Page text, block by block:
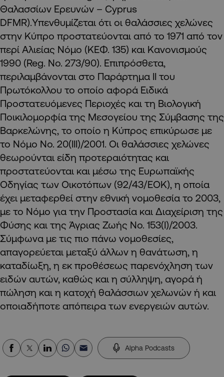
Θαλασσίων Ερευνών – Cyprus
DFMR).Υπενθυμίζεται ότι οι θαλάσσιες χελώνες
στην Κύπρο προστατεύονται από το 1971 από τον
περί Αλιείας Νόμο (ΚΕΦ. 135) και Κανονισμούς
1990 (Reg. No. 273/90). Επιπρόσθετα,
περιλαμβάνονται στο Παράρτημα II του
Πρωτόκολλου το οποίο αφορά Ειδικά
Προστατευόμενες Περιοχές και τη Βιολογική
Ποικιλομορφία της Μεσογείου της Σύμβασης της
Βαρκελώνης, το οποίο η Κύπρος επικύρωσε με
το Νόμο No. 20(III)/2001. Οι θαλάσσιες χελώνες
θεωρούνται είδη προτεραιότητας και
προστατεύονται και μέσω της Ευρωπαϊκής
Οδηγίας των Οικοτόπων (92/43/ΕΟΚ), η οποία
έχει μεταφερθεί στην εθνική νομοθεσία το 2003,
με το Νόμο για την Προστασία και Διαχείριση της
Φύσης και της Άγριας Ζωής No. 153(I)/2003.
Σύμφωνα με τις πιο πάνω νομοθεσίες,
απαγορεύεται μεταξύ άλλων η θανάτωση, η
καταδίωξη, η εκ προθέσεως παρενόχληση των
ειδών αυτών, καθώς και η σύλληψη, αγορά ή
πώληση και η κατοχή θαλάσσιων χελωνών ή και
οποιαδήποτε απόπειρα των ενεργειών αυτών.
Alpha Podcasts